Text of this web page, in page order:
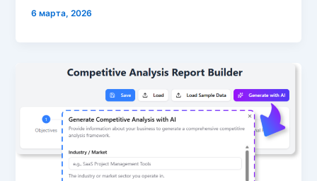
6 марта, 2026